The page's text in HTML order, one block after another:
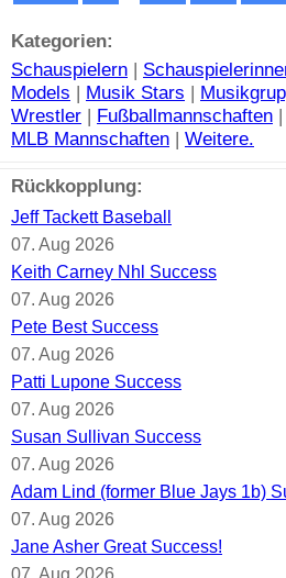
Kategorien:
Schauspielern |
Models | Musik Stars |
Wrestler | Fußballmannschaften |
MLB Mannschaften | Weitere.
Rückkopplung:
Jeff Tackett Baseball
07. Aug 2026
Keith Carney Nhl Success
07. Aug 2026
Pete Best Success
07. Aug 2026
Patti Lupone Success
07. Aug 2026
Susan Sullivan Success
07. Aug 2026
Adam Lind (former Blue Jays 1b)
07. Aug 2026
Jane Asher Great Success!
07. Aug 2026